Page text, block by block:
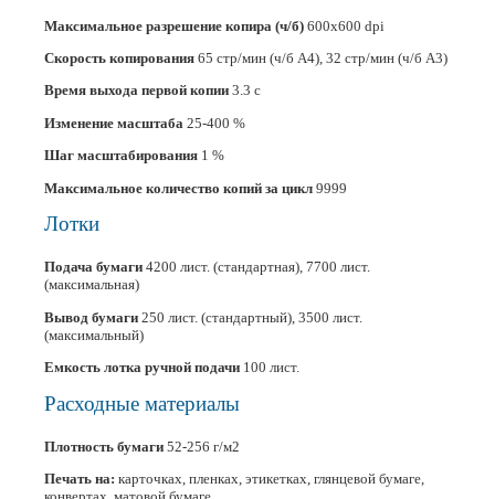
Максимальное разрешение копира (ч/б) 600x600 dpi
Скорость копирования 65 стр/мин (ч/б А4), 32 стр/мин (ч/б А3)
Время выхода первой копии 3.3 с
Изменение масштаба 25-400 %
Шаг масштабирования 1 %
Максимальное количество копий за цикл 9999
Лотки
Подача бумаги 4200 лист. (стандартная), 7700 лист.
(максимальная)
Вывод бумаги 250 лист. (стандартный), 3500 лист.
(максимальный)
Емкость лотка ручной подачи 100 лист.
Расходные материалы
Плотность бумаги 52-256 г/м2
Печать на: карточках, пленках, этикетках, глянцевой бумаге,